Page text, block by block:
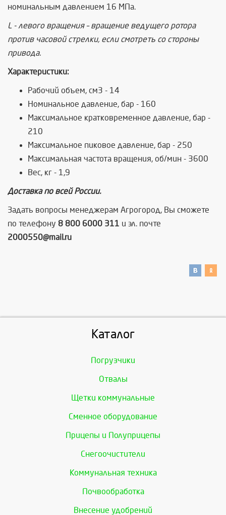
номинальным давлением 16 МПа.
L - левого вращения – вращение ведущего ротора
против часовой стрелки, если смотреть со стороны
привода.
Характеристики:
Рабочий объем, см3 - 14
Номинальное давление, бар - 160
Максимальное кратковременное давление, бар -
210
Максимальное пиковое давление, бар - 250
Максимальная частота вращения, об/мин - 3600
Вес, кг - 1,9
Доставка по всей России.
Задать вопросы менеджерам Агрогород, Вы сможете
по телефону 8 800 6000 311 и эл. почте
2000550@mail.ru
Каталог
Погрузчики
Отвалы
Щетки коммунальные
Сменное оборудование
Прицепы и Полуприцепы
Снегоочистители
Коммунальная техника
Почвообработка
Внесение удобрений